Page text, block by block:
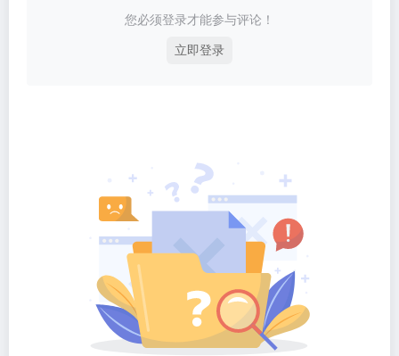
您必须登录才能参与评论！
立即登录